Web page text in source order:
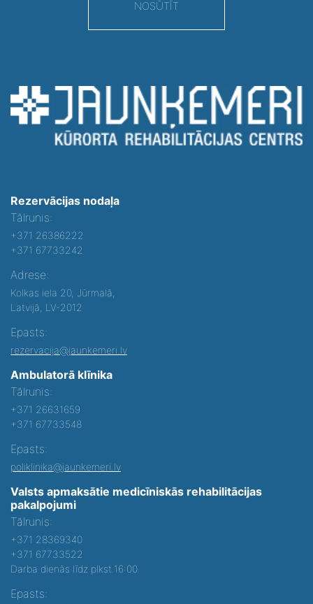
NOSŪTĪT
Rezervācijas nodaļa
Tālrunis:
+371 26386222
+371 67733242
Adrese:
Kolkas iela 20, Jūrmalā,
Latvijā, LV-2012
Epasts:
rezervacija@jaunkemeri.lv
Ambulatorā klīnika
Tālrunis:
+371 26631659
+371 67733548
Epasts:
poliklinika@jaunkemeri.lv
Valsts apmaksātie medicīniskās rehabilitācijas
pakalpojumi
Tālrunis:
+371 28369340
+371 67733522
Darba dienās līdz plkst.16:00
Epasts: